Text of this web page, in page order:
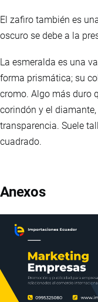
El zafiro también es
oscuro se debe a la
La esmeralda es una
forma prismática; su
cromo. Algo más duro
corindón y el
transparencia. Suele
cuadrado.
Anexos